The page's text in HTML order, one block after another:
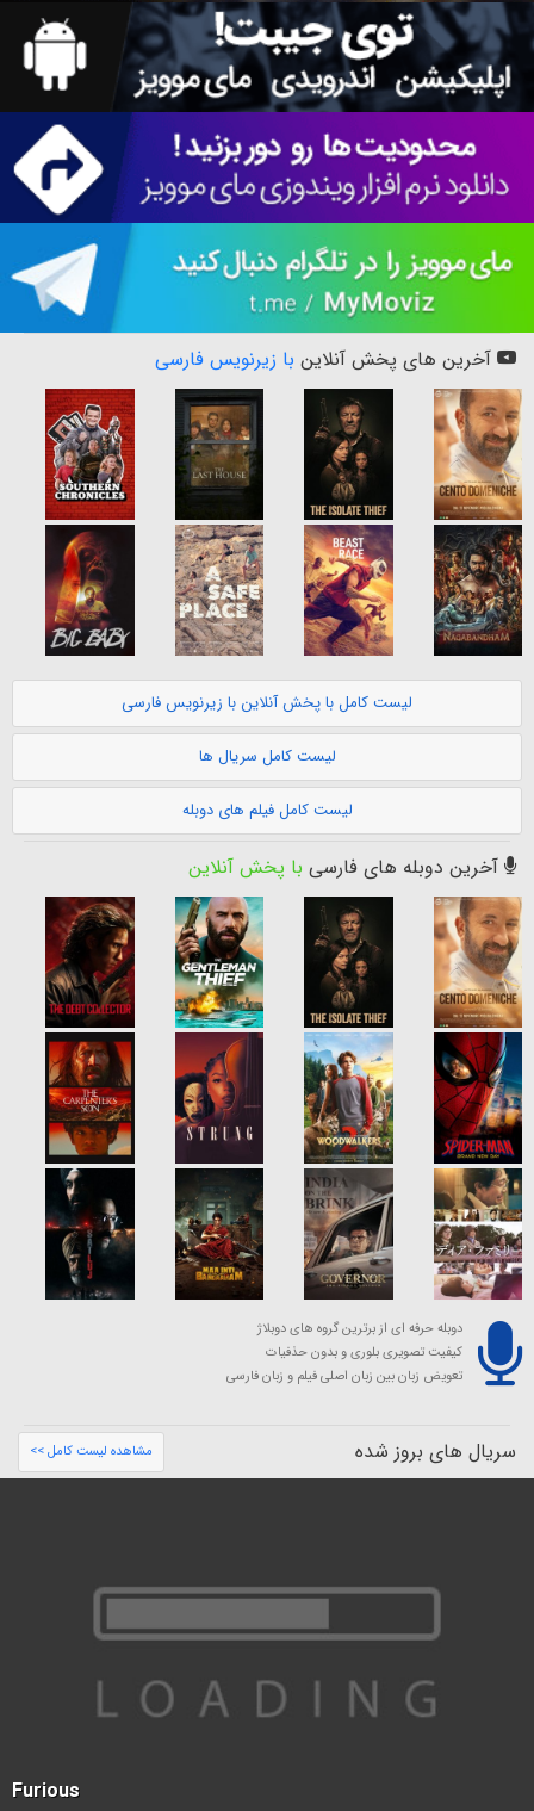
آخرین های پخش آنلاین با زیرنویس فارسی
لیست کامل با پخش آنلاین با زیرنویس فارسی
لیست کامل سریال ها
لیست کامل فیلم های دوبله
آخرین دوبله های فارسی با پخش آنلاین
دوبله حرفه ای از برترین گروه های دوبلاژ
کیفیت تصویری بلوری و بدون حذفیات
تعویض زبان بین زبان اصلی فیلم و زبان فارسی
سریال های بروز شده مشاهده لیست کامل >>
Furious